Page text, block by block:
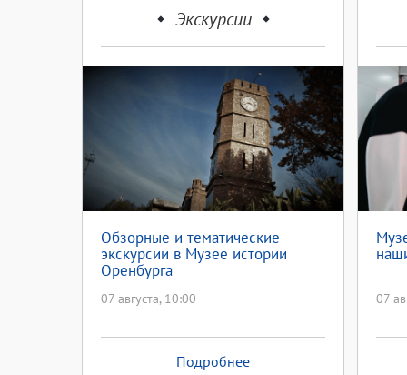
Экскурсии
Обзорные и тематические
экскурсии в Музее истории
Оренбурга
07 августа, 10:00
Подробнее
07